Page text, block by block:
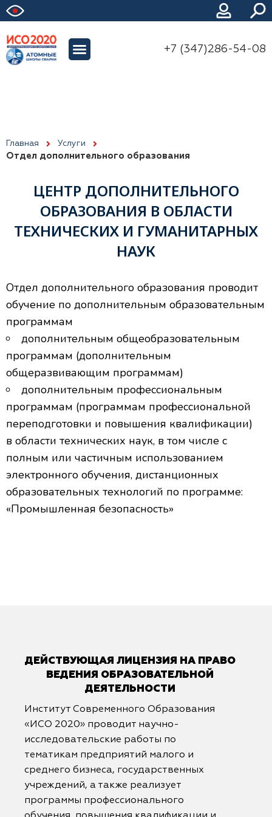
+7 (347)286-54-08
Главная Услуги
Отдел дополнительного образования
ЦЕНТР ДОПОЛНИТЕЛЬНОГО
ОБРАЗОВАНИЯ В ОБЛАСТИ
ТЕХНИЧЕСКИХ И ГУМАНИТАРНЫХ
НАУК
Отдел дополнительного образования проводит
обучение по дополнительным образовательным
программам
дополнительным общеобразовательным
программам (дополнительным
общеразвивающим программам)
дополнительным профессиональным
программам (программам профессиональной
переподготовки и повышения квалификации)
в области технических наук, в том числе с
полным или частичным использованием
электронного обучения, дистанционных
образовательных технологий по программе:
«Промышленная безопасность»
ДЕЙСТВУЮЩАЯ ЛИЦЕНЗИЯ НА ПРАВО
ВЕДЕНИЯ ОБРАЗОВАТЕЛЬНОЙ
ДЕЯТЕЛЬНОСТИ
Институт Современного Образования
«ИСО 2020» проводит научно-
исследовательские работы по
тематикам предприятий малого и
среднего бизнеса, государственных
учреждений, а также реализует
программы профессионального